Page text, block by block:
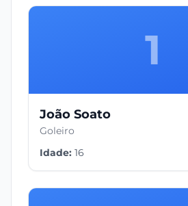
1
João Soato
Goleiro
Idade: 16